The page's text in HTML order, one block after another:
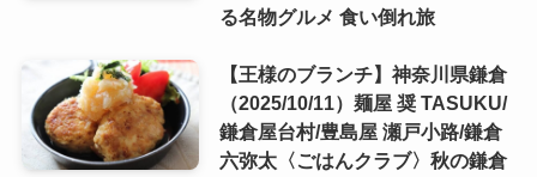
る名物グルメ 食い倒れ旅
【王様のブランチ】神奈川県鎌倉
（2025/10/11）麺屋 奨 TASUKU/
鎌倉屋台村/豊島屋 瀬戸小路/鎌倉
六弥太〈ごはんクラブ〉秋の鎌倉